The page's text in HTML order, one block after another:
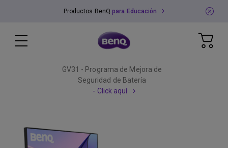
Productos BenQ para Educación
GV31 - Programa de Mejora de
Seguridad de Batería
- Click aquí